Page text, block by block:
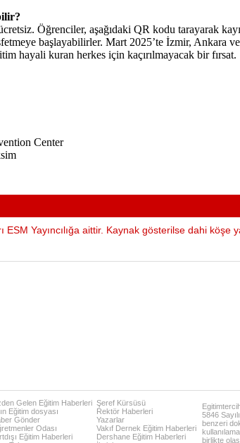
Öğrenciler, aşağıdaki QR kodu tarayarak
başlayabilirler. Mart 2025’te İzmir, Ankara
hayali kuran herkes için kaçırılmayacak bir fırsat.
Center
Yayıncılığa aittir. Kaynak gösterilse dahi köşe
Gelen Eğitim Haberleri
Eğitim dosyası
Gönder
Odası
Eğitim Haberleri
Şeref Kürsüsü
Rektör Haberleri
Yazarlar
Vakıf Dernek Eğitim Haberleri
Dershane Eğitim Haberleri
5846
benzeri
birlikte